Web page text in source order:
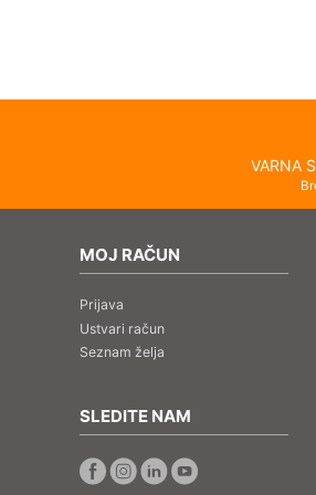
VARNA
MOJ RAČUN
Prijava
Ustvari račun
Seznam želja
SLEDITE NAM